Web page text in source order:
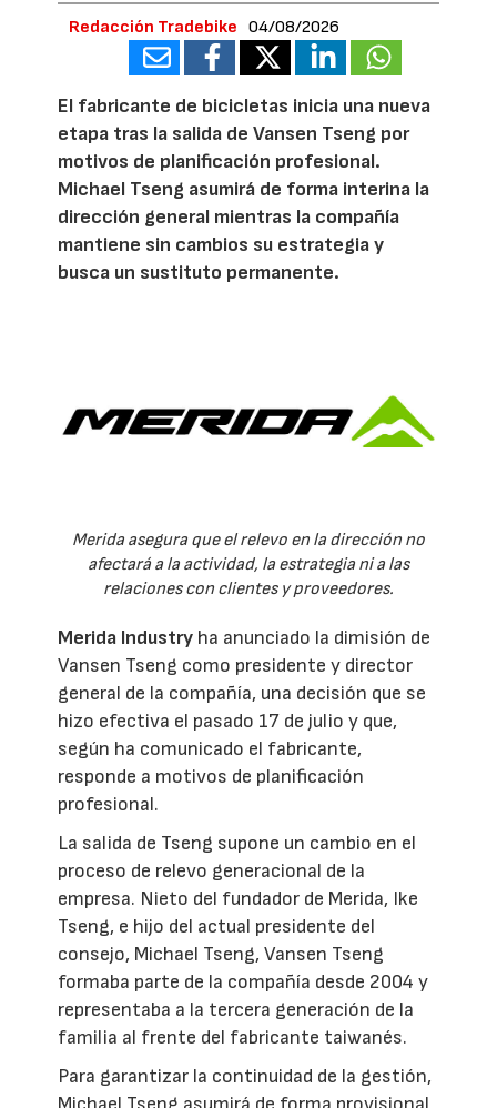
Redacción Tradebike 04/08/2026
El fabricante de bicicletas inicia una nueva
etapa tras la salida de Vansen Tseng por
motivos de planificación profesional.
Michael Tseng asumirá de forma interina la
dirección general mientras la compañía
mantiene sin cambios su estrategia y
busca un sustituto permanente.
Merida asegura que el relevo en la dirección no
afectará a la actividad, la estrategia ni a las
relaciones con clientes y proveedores.
Merida Industry ha anunciado la dimisión de
Vansen Tseng como presidente y director
general de la compañía, una decisión que se
hizo efectiva el pasado 17 de julio y que,
según ha comunicado el fabricante,
responde a motivos de planificación
profesional.
La salida de Tseng supone un cambio en el
proceso de relevo generacional de la
empresa. Nieto del fundador de Merida, Ike
Tseng, e hijo del actual presidente del
consejo, Michael Tseng, Vansen Tseng
formaba parte de la compañía desde 2004 y
representaba a la tercera generación de la
familia al frente del fabricante taiwanés.
Para garantizar la continuidad de la gestión,